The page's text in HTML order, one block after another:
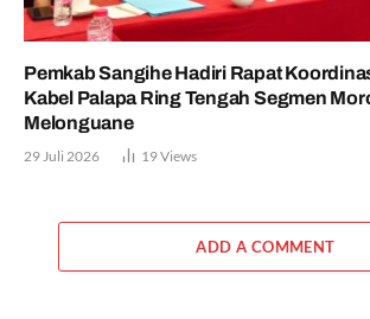
Pemkab Sangihe Hadiri Rapat
Kabel Palapa Ring Tengah Segmen
Melonguane
29 Juli 2026 19Views
ADD A COMMENT